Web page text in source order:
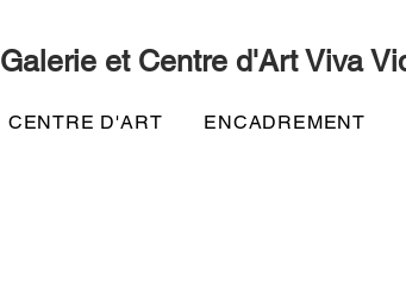
Galerie et Centre d'Art Viva
CENTRE D'ART ENCADREMENT